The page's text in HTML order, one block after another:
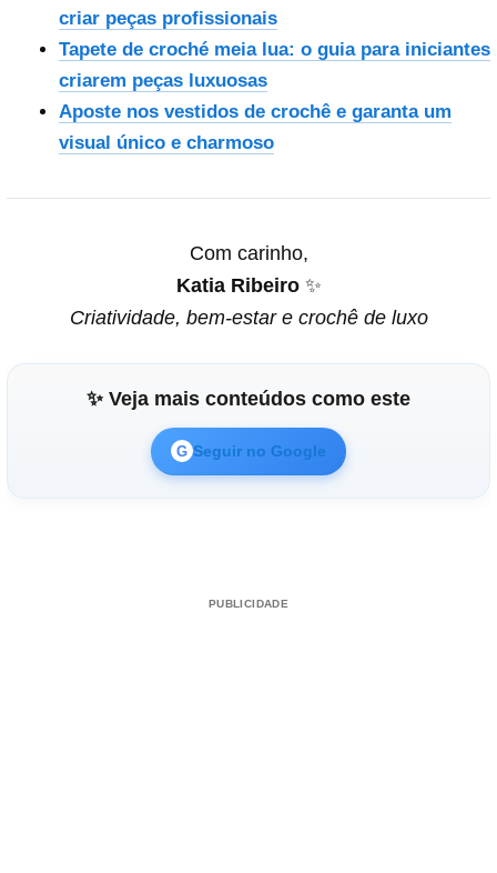
criar peças profissionais
Tapete de croché meia lua: o guia para iniciantes
criarem peças luxuosas
Aposte nos vestidos de crochê e garanta um
visual único e charmoso
Com carinho,
Katia Ribeiro✨
Criatividade, bem-estar e crochê de luxo
✨ Veja mais conteúdos como este
G Seguir no Google
PUBLICIDADE